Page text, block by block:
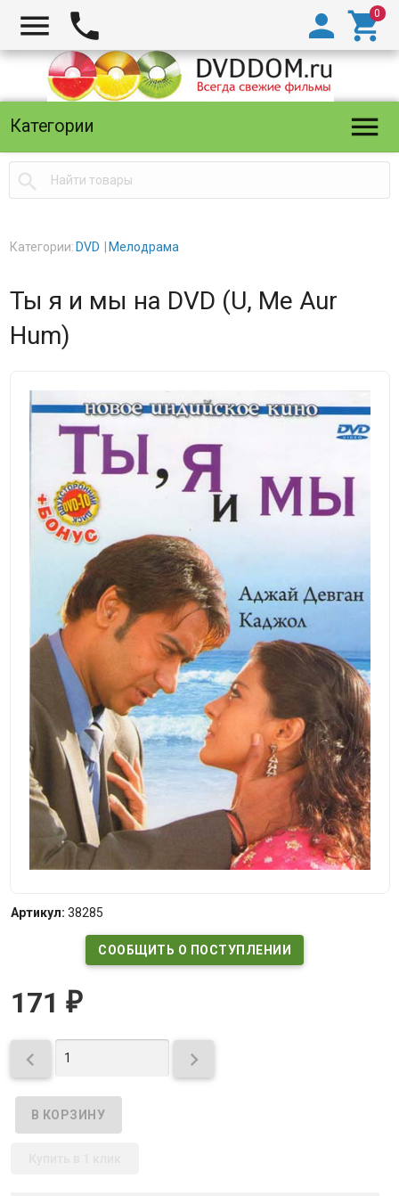
  

Категории 

Категории: DVD Мелодрама
Ты я и мы на DVD (U, Me Aur
Hum)
Артикул: 38285
СООБЩИТЬ О ПОСТУПЛЕНИИ
171 ₽
 